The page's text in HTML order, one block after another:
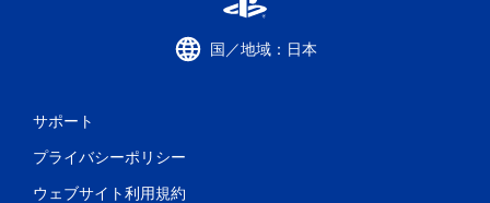
国／地域：日本
サポート
プライバシーポリシー
ウェブサイト利用規約